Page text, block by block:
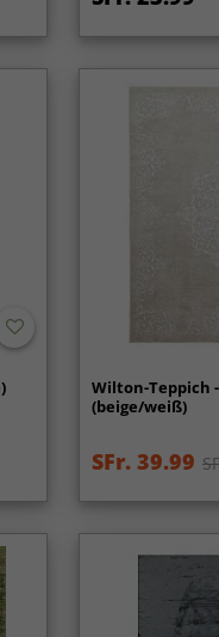
Wilton-Teppich
(beige/weiß)
SFr. 39.99